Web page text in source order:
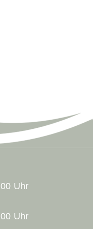
Uhr
Uhr